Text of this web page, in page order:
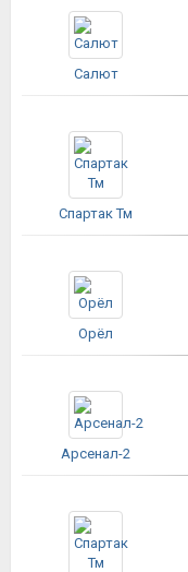
Салют
Спартак Тм
Орёл
Арсенал-2